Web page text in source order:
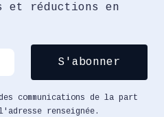
et réductions en
communications de la part
renseignée.